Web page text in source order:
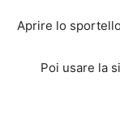
Aprire lo
Poi usare la